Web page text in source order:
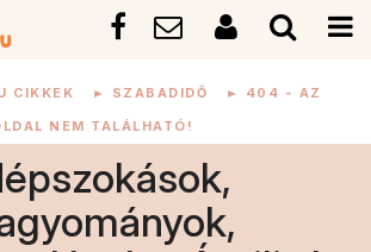
CIKKEK ► SZABADIDŐ ► 404 - AZ
NEM TALÁLHATÓ!